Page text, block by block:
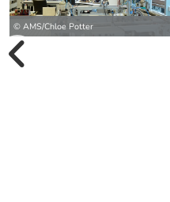
© AMS/Chloe Potter